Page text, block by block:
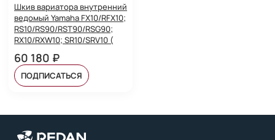
Шкив вариатора внутренний
ведомый Yamaha FX10/RFX10;
RS10/RS90/RST90/RSG90;
RX10/RXW10; SR10/SRV10 (
60 180 ₽
ПОДПИСАТЬСЯ